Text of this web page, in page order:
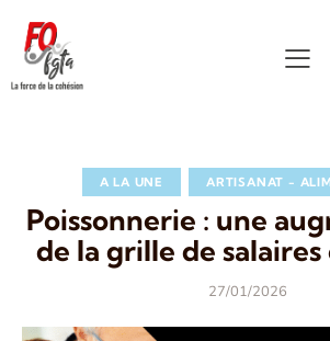
A LA UNE ARTISANAT -
Poissonnerie : une
de la grille de
27/01/2026